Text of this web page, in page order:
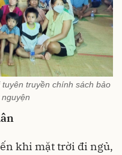
truyền chính sách bảo
khi mặt trời đi ngủ,